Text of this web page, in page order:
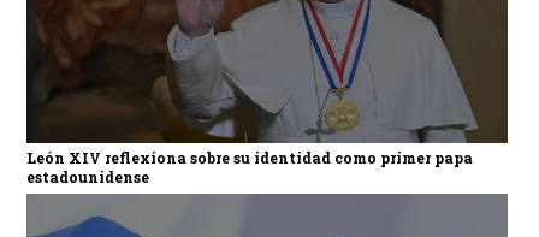
León XIV reflexiona sobre su identidad como primer papa
estadounidense